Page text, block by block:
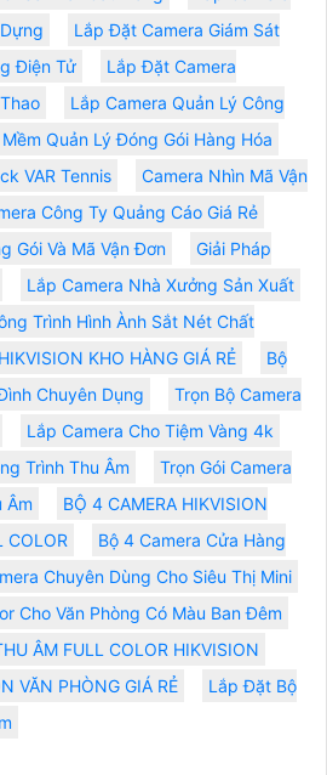
Lắp Đặt Camera Giám Sát
Điện Tử
Lắp Đặt Camera
Lắp Camera Quản Lý Công
Quản Lý Đóng Gói Hàng Hóa
VAR Tennis
Camera Nhìn Mã Vận
Công Ty Quảng Cáo Giá Rẻ
Gói Và Mã Vận Đơn
Giải Pháp
Lắp Camera Nhà Xưởng Sản Xuất
Trình Hình Ành Sắt Nét Chất
KHO HÀNG GIÁ RẺ
Bộ
Chuyên Dụng
Trọn Bộ Camera
Lắp Camera Cho Tiệm Vàng 4k
Trình Thu Âm
Trọn Gói Camera
Âm
BỘ 4 CAMERA HIKVISION
COLOR
Bộ 4 Camera Cửa Hàng
Chuyên Dùng Cho Siêu Thị Mini
Cho Văn Phòng Có Màu Ban Đêm
ÂM FULL COLOR HIKVISION
VĂN PHÒNG GIÁ RẺ
Lắp Đặt Bộ